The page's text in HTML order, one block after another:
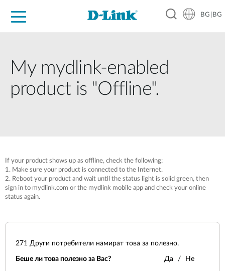
BG|BG
My mydlink-enabled
product is "Offline".
If your product shows up as offline, check the following:
1. Make sure your product is connected to the Internet.
2. Reboot your product and wait until the status light is solid green, then
sign in to mydlink.com or the mydlink mobile app and check your online
status again.
271 Други потребители намират това за полезно.
Беше ли това полезно за Вас? Да Не